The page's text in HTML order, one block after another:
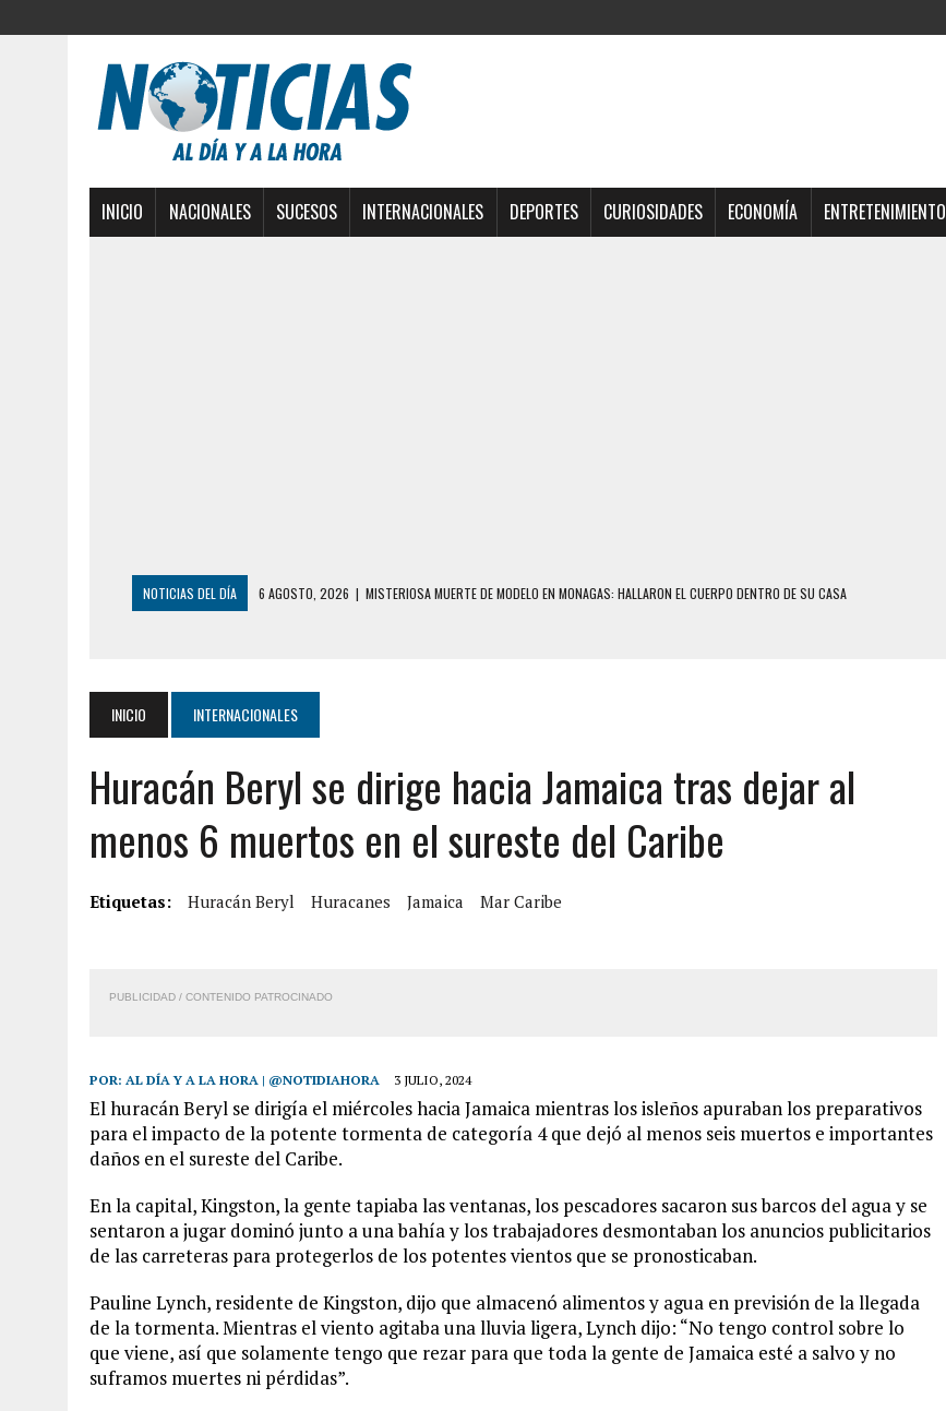
INICIO NACIONALES SUCESOS INTERNACIONALES DEPORTES CURIOSIDADES ECONOMÍA ENTRETENIMIENTO
NOTICIAS DEL DÍA 6 AGOSTO, 2026 | MISTERIOSA MUERTE DE MODELO EN MONAGAS: HALLARON EL CUERPO DENTRO DE SU CASA
5 AGOSTO, 2026 | HORROR EN BARINAS: UN HOMBRE INDUJO AL SUICIDIO A UNA ADOLESCENTE DE 13 AÑOS TRAS ABUSAR DE ELLA
3 AGOSTO, 2026 |
LA INCREÍBLE FORMA EN LA QUE SOBREVIVIÓ UN HOMBRE Y SU FAMILIA TRAS LOS TERREMOTOS: CAYERON DESDE EL PISO NUEVE DEL
EDIFICIO PETUNIA
7 AGOSTO, 2026
FUGA DE GAS GENERÓ EXPLOSIÓN EN LOCAL COMERCIAL DE CHACAO
YARACUY: ASESINARON DOS HOMBRES EL MISMO DÍA EN SECTORES VECINOS
INICIO INTERNACIONALES
Huracán Beryl se dirige hacia Jamaica tras dejar al
menos 6 muertos en el sureste del Caribe
Etiquetas: Huracán Beryl Huracanes Jamaica Mar Caribe
PUBLICIDAD / CONTENIDO PATROCINADO
POR: AL DÍA Y A LA HORA | @NOTIDIAHORA 3 JULIO, 2024
El huracán Beryl se dirigía el miércoles hacia Jamaica mientras los isleños apuraban los preparativos
para el impacto de la potente tormenta de categoría 4 que dejó al menos seis muertos e importantes
daños en el sureste del Caribe.
En la capital, Kingston, la gente tapiaba las ventanas, los pescadores sacaron sus barcos del agua y se
sentaron a jugar dominó junto a una bahía y los trabajadores desmontaban los anuncios publicitarios
de las carreteras para protegerlos de los potentes vientos que se pronosticaban.
Pauline Lynch, residente de Kingston, dijo que almacenó alimentos y agua en previsión de la llegada
de la tormenta. Mientras el viento agitaba una lluvia ligera, Lynch dijo: “No tengo control sobre lo
que viene, así que solamente tengo que rezar para que toda la gente de Jamaica esté a salvo y no
suframos muertes ni pérdidas”.